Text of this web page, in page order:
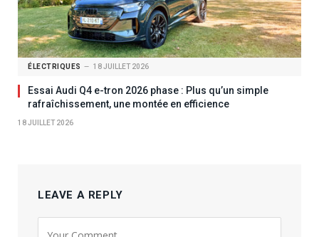
ÉLECTRIQUES 18 JUILLET 2026
Essai Audi Q4 e-tron 2026 phase : Plus qu’un simple
rafraîchissement, une montée en efficience
18 JUILLET 2026
LEAVE A REPLY